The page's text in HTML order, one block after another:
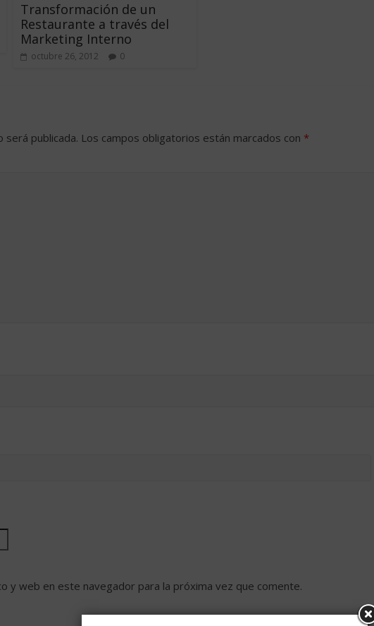
Transformación de un
Restaurante a través del
Marketing Interno
octubre 26, 2012 0
será publicada. Los campos obligatorios están marcados con *
y web en este navegador para la próxima vez que comente.